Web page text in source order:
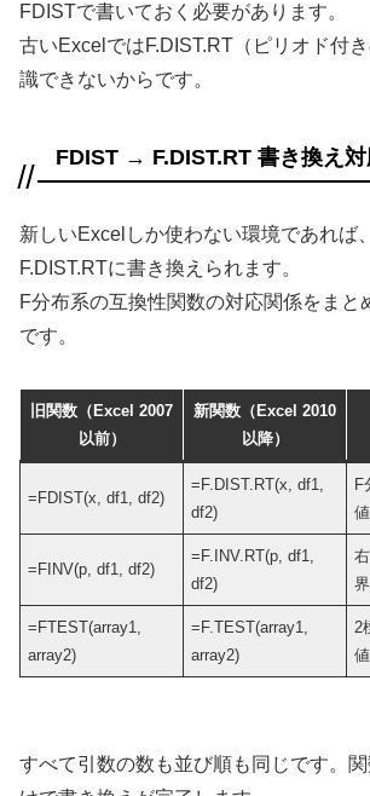
FDISTで書いておく必要があります。
古いExcelではF.DIST.RT（ピリオド付
識できないからです。
FDIST → F.DIST.RT 書き換え
新しいExcelしか使わない環境であれば
F.DIST.RTに書き換えられます。
F分布系の互換性関数の対応関係をまと
です。
旧関数（Excel 2007
以前）
新関数（Excel 2010
以降）
=FDIST(x, df1, df2)
=F.DIST.RT(x, df1,
df2)
F
値
=FINV(p, df1, df2)
=F.INV.RT(p, df1,
df2)
=FTEST(array1,
array2)
=F.TEST(array1,
array2)
2
値
すべて引数の数も並び順も同じです。